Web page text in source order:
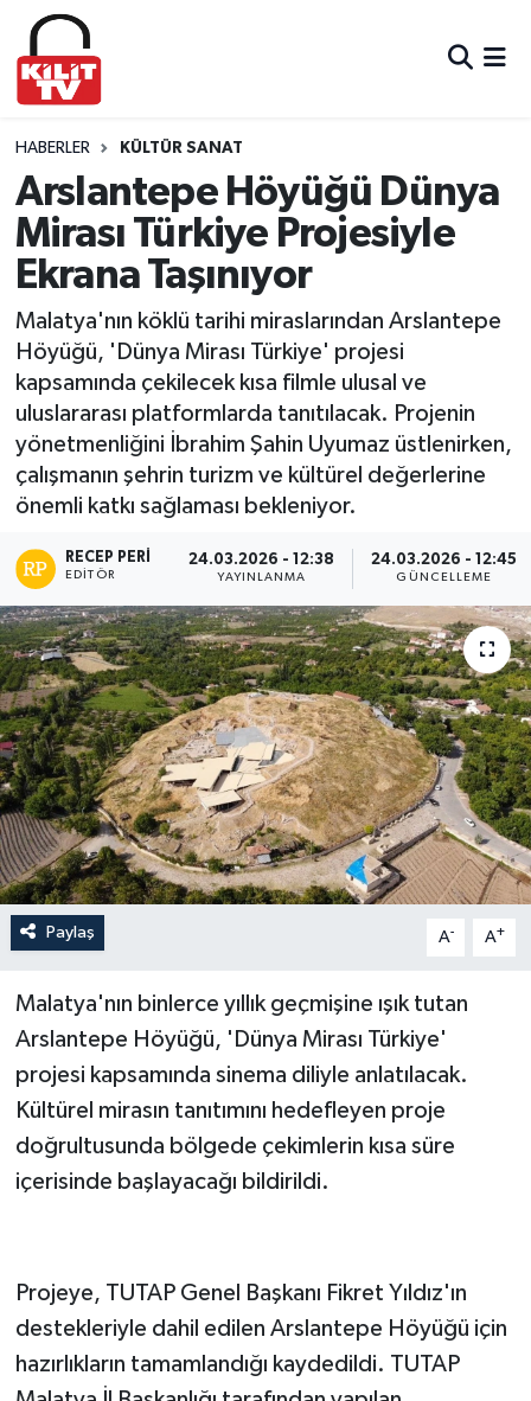
HABERLER KÜLTÜR SANAT
Arslantepe Höyüğü Dünya
Mirası Türkiye Projesiyle
Ekrana Taşınıyor
Malatya'nın köklü tarihi miraslarından Arslantepe
Höyüğü, 'Dünya Mirası Türkiye' projesi
kapsamında çekilecek kısa filmle ulusal ve
uluslararası platformlarda tanıtılacak. Projenin
yönetmenliğini İbrahim Şahin Uyumaz üstlenirken,
çalışmanın şehrin turizm ve kültürel değerlerine
önemli katkı sağlaması bekleniyor.
RECEP PERI
EDITÖR
24.03.2026 - 12:38
YAYINLANMA
24.03.2026 - 12:45
GÜNCELLEME
Paylaş A- A+
Malatya'nın binlerce yıllık geçmişine ışık tutan
Arslantepe Höyüğü, 'Dünya Mirası Türkiye'
projesi kapsamında sinema diliyle anlatılacak.
Kültürel mirasın tanıtımını hedefleyen proje
doğrultusunda bölgede çekimlerin kısa süre
içerisinde başlayacağı bildirildi.
Projeye, TUTAP Genel Başkanı Fikret Yıldız'ın
destekleriyle dahil edilen Arslantepe Höyüğü için
hazırlıkların tamamlandığı kaydedildi. TUTAP
Hava Durumu
Trafik Durumu
Süper Lig Puan Durumu ve Fikstür
Tüm Manşetler
Son Dakika Haberleri
Haber Arşivi